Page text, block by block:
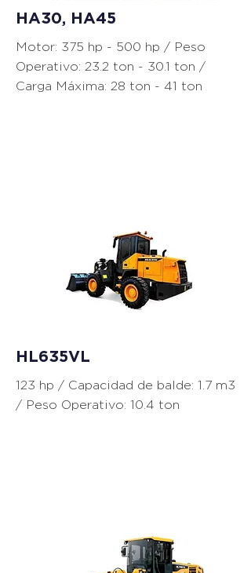
HA30, HA45
Motor: 375 hp - 500 hp / Peso
Operativo: 23.2 ton - 30.1 ton /
Carga Máxima: 28 ton - 41 ton
HL635VL
123 hp / Capacidad de balde: 1.7 m3
/ Peso Operativo: 10.4 ton